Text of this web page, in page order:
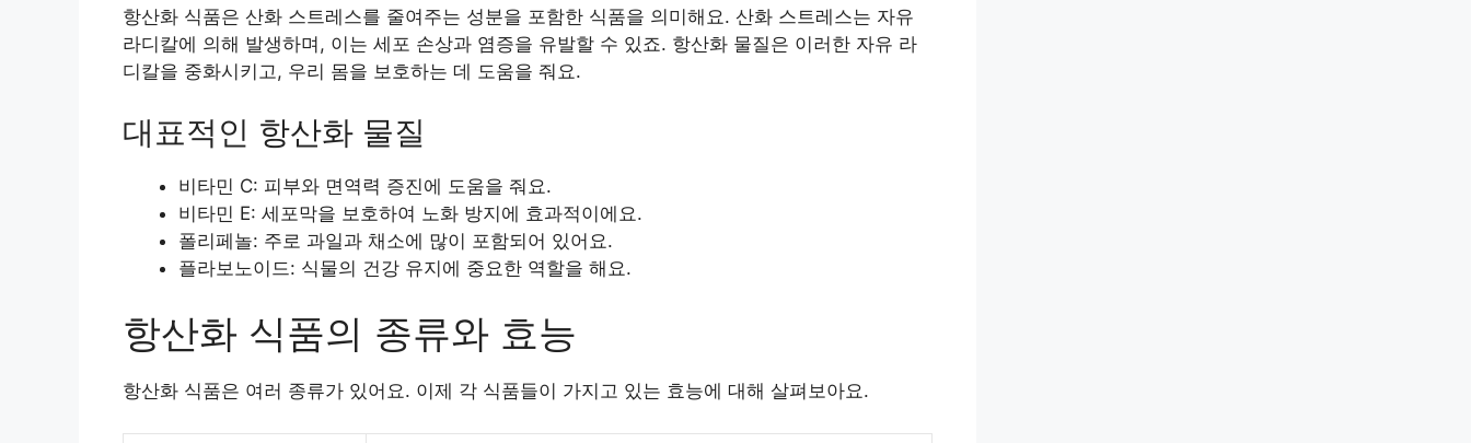
항산화 식품은 산화 스트레스를 줄여주는 성분을 포함한 식품을 의미해요. 산화 스트레스는 자유
라디칼에 의해 발생하며, 이는 세포 손상과 염증을 유발할 수 있죠. 항산화 물질은 이러한 자유 라
디칼을 중화시키고, 우리 몸을 보호하는 데 도움을 줘요.
대표적인 항산화 물질
비타민 C: 피부와 면역력 증진에 도움을 줘요.
비타민 E: 세포막을 보호하여 노화 방지에 효과적이에요.
폴리페놀: 주로 과일과 채소에 많이 포함되어 있어요.
플라보노이드: 식물의 건강 유지에 중요한 역할을 해요.
항산화 식품의 종류와 효능
항산화 식품은 여러 종류가 있어요. 이제 각 식품들이 가지고 있는 효능에 대해 살펴보아요.